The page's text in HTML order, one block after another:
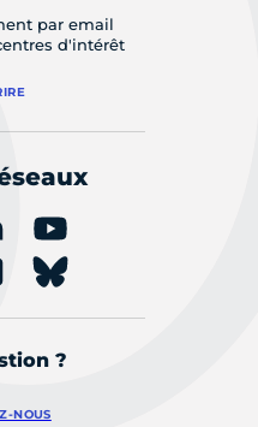
par email
d'intérêt
?
NOUS